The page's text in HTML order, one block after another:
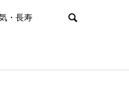
・長寿